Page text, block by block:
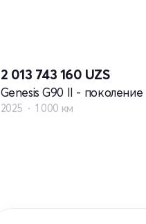
2 013 743 160 UZS
Genesis G90 II - поколение
2025 1 000 км